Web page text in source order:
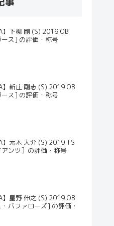
】下柳 剛 (S) 2019 OB
ス] の評価・称号
】新庄 剛志 (S) 2019 OB
ス] の評価・称号
】元木 大介 (S) 2019 TS
ンツ］の評価・称号
】星野 伸之 (S) 2019 OB
バファローズ] の評価・